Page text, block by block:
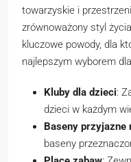
towarzyskie i
zrównoważony styl
kluczowe powody, dla
najlepszym wyborem
Kluby dla dzieci:
dzieci w każdym
Baseny przyjazne
baseny